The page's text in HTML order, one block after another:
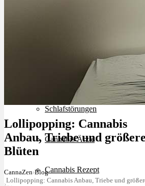
Depressionen
Schlafstörungen
Cannabis Ärzte
Cannabis Rezept
Lollipopping: Cannabis
Anbau, Triebe und größere
Blüten
CannaZen›Blog
›
Lollipopping: Cannabis Anbau, Triebe und